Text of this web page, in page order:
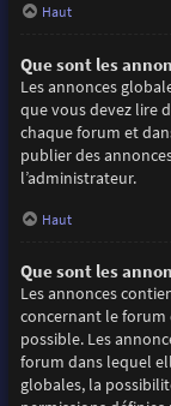
Haut
Que sont les
Les annonces
que vous devez lire
chaque forum et
publier des
l’administrateur.
Haut
Que sont les
Les annonces
concernant le forum
possible. Les
forum dans lequel
globales, la